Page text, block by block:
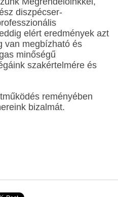
diszpécser-
elért eredmények azt
van megbízható és
minőségű
szakértelmére és
reményében
bizalmát.